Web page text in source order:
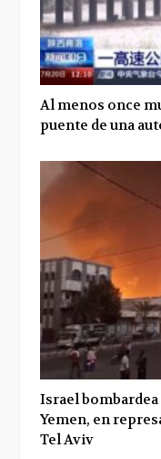
Al menos once
puente de una
Israel
Yemen, en
Tel Aviv